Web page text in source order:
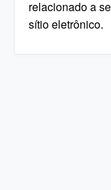
relacionado a
sítio eletrônico.